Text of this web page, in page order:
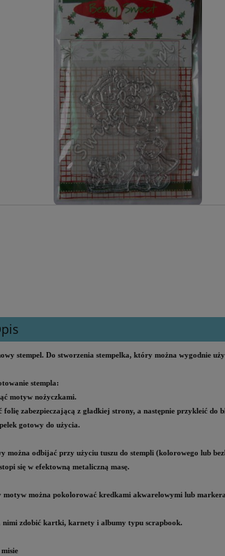
stempel. Do stworzenia stempelka, który można wygodnie
stempla:
motyw nożyczkami.
folię zabezpieczającą z gładkiej strony, a następnie przykleić do
gotowy do użycia.
można odbijać przy użyciu tuszu do stempli (kolorowego lub
się w efektowną metaliczną masę.
motyw można pokolorować kredkami akwarelowymi lub
nimi zdobić kartki, karnety i albumy typu scrapbook.